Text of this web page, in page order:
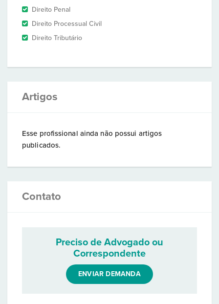
Direito Penal
Direito Processual Civil
Direito Tributário
Artigos
Esse profissional ainda não possui artigos
publicados.
Contato
Preciso de Advogado ou
Correspondente
ENVIAR DEMANDA